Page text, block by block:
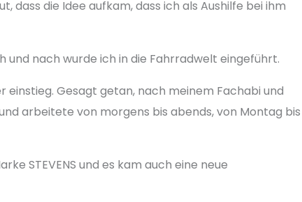
dass die Idee aufkam, dass ich als Aushilfe bei ihm
und nach wurde ich in die Fahrradwelt eingeführt.
einstieg. Gesagt getan, nach meinem Fachabi und
arbeitete von morgens bis abends, von Montag bis
STEVENS und es kam auch eine neue